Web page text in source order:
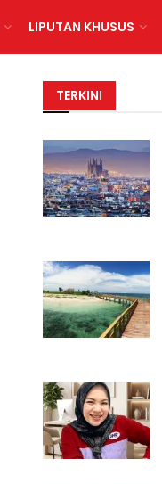
LIPUTAN KHUSUS
TERKINI